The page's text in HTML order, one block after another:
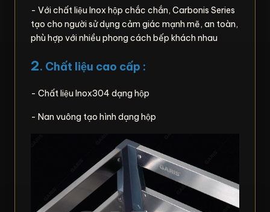
- Với chất liệu Inox hộp chắc chắn, Carbonis Series
tạo cho người sử dụng cảm giác mạnh mẽ, an toàn,
phù hợp với nhiều phong cách bếp khách nhau
2. Chất liệu cao cấp :
- Chất liệu Inox304 dạng hộp
- Nan vuông tạo hình dạng hộp